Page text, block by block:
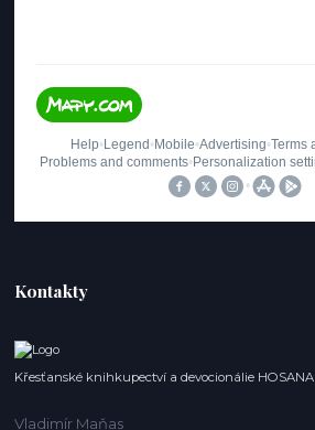
Kontakty
Křesťanské knihkupectví a devocionálie HOSANA
Vladimír Maňas